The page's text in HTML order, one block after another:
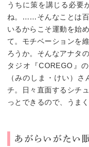
うちに策を講じる必要
ね。……そんなことは百
いるからこそ運動を始
て。モチベーションを
ろうか。そんなアナタ
タジオ『COREGO』
（みのしま・けい）
チ。日々直面するシチ
っとできるので、うま
あがらいがたい